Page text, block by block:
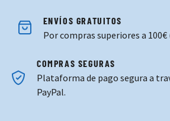
ENVÍOS GRATUITOS
Por compras superiores a
COMPRAS SEGURAS
Plataforma de pago segura a
PayPal.